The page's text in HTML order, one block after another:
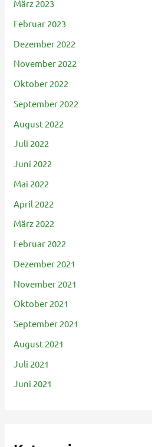
März 2023
Februar 2023
Dezember 2022
November 2022
Oktober 2022
September 2022
August 2022
Juli 2022
Juni 2022
Mai 2022
April 2022
März 2022
Februar 2022
Dezember 2021
November 2021
Oktober 2021
September 2021
August 2021
Juli 2021
Juni 2021